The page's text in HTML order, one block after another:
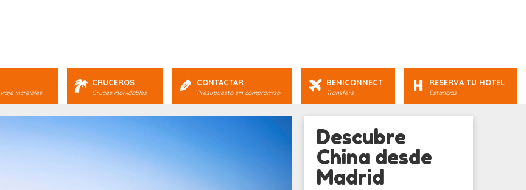
increíbles
CRUCEROS
Cruces inolvidables
CONTACTAR
Presupuesto sin compromiso
BENICONNECT
Transfers
RESERVA TU HOTEL
Estancias
Descubre
China desde
Madrid